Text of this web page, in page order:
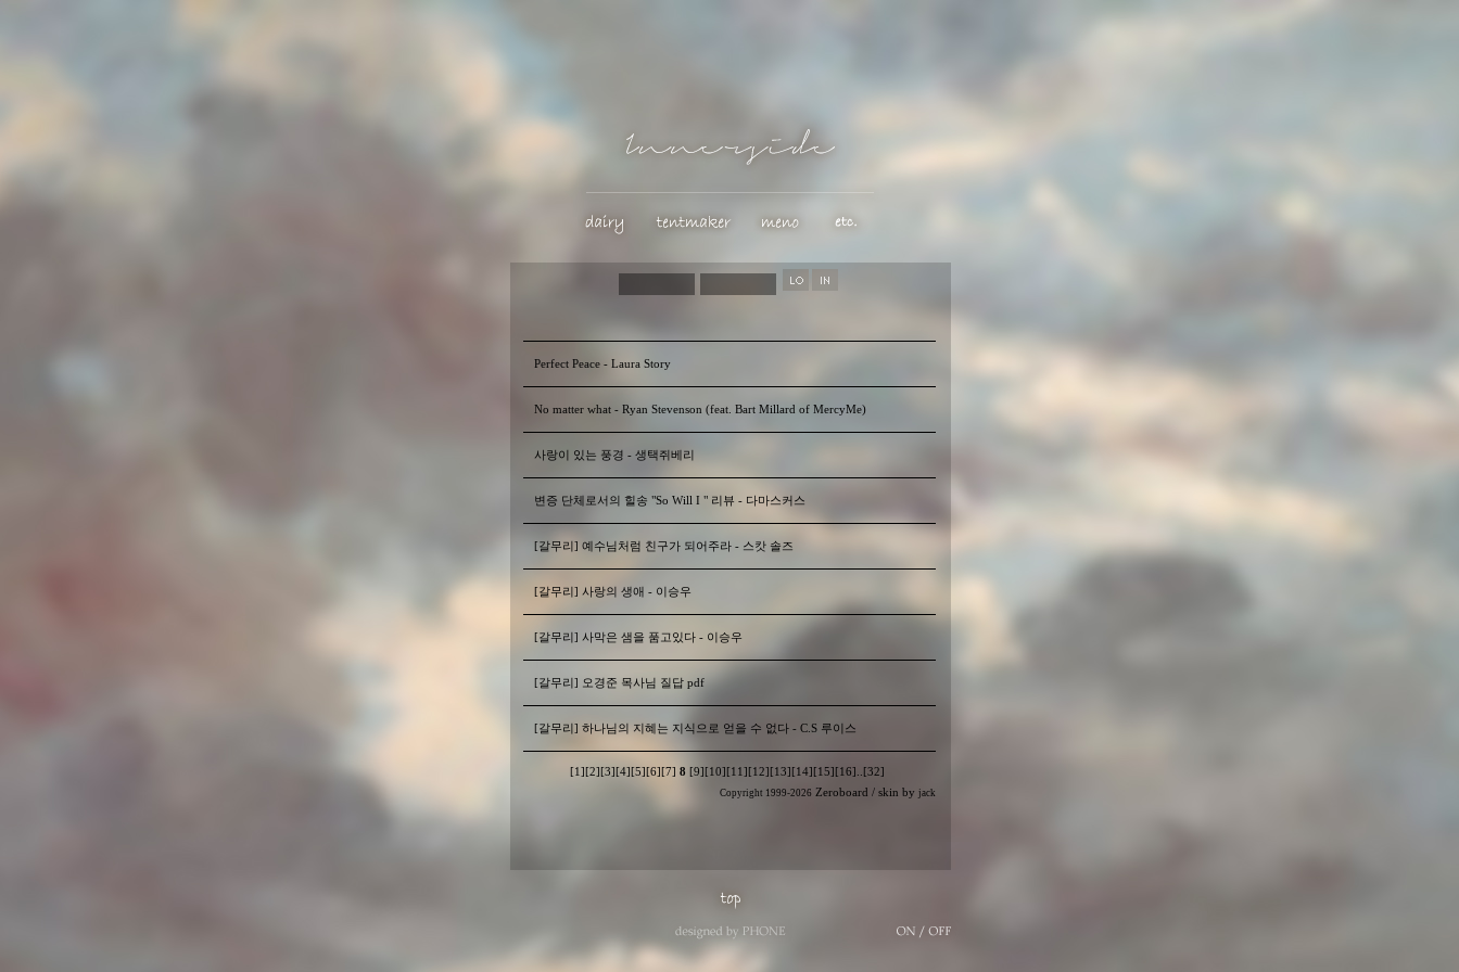
Perfect Peace - Laura Story
No matter what - Ryan Stevenson (feat. Bart Millard of MercyMe)
사랑이 있는 풍경 - 생택쥐베리
변증 단체로서의 힐송 "So Will I " 리뷰 - 다마스커스
[갈무리] 예수님처럼 친구가 되어주라 - 스캇 솔즈
[갈무리] 사랑의 생애 - 이승우
[갈무리] 사막은 샘을 품고있다 - 이승우
[갈무리] 오경준 목사님 질답 pdf
[갈무리] 하나님의 지혜는 지식으로 얻을 수 없다 - C.S 루이스
[1] [2] [3] [4] [5] [6] [7] 8 [9] [10] [11] [12] [13] [14] [15] [16] [32]
Copyright 1999-2026 Zeroboard / skin by jack